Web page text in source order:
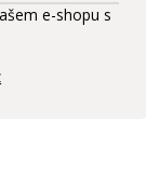
e-shopu s